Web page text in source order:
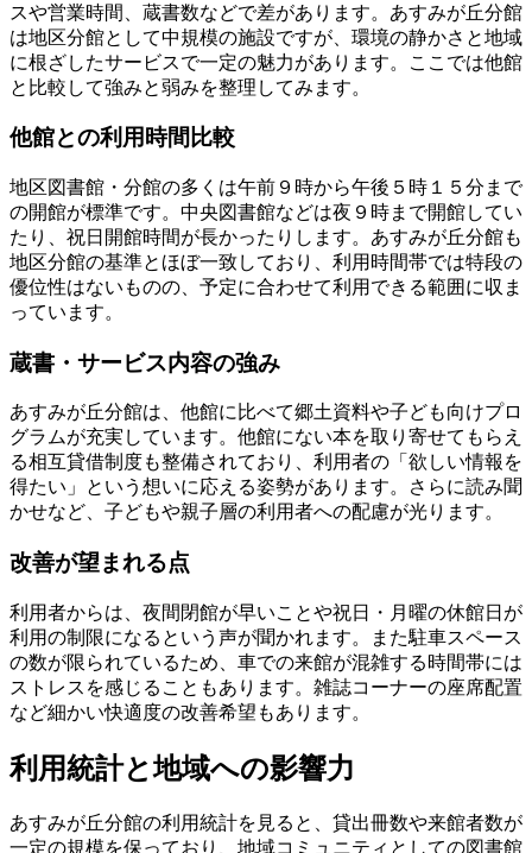
スや営業時間、蔵書数などで差があります。あすみが丘分館
は地区分館として中規模の施設ですが、環境の静かさと地域
に根ざしたサービスで一定の魅力があります。ここでは他館
と比較して強みと弱みを整理してみます。
他館との利用時間比較
地区図書館・分館の多くは午前９時から午後５時１５分まで
の開館が標準です。中央図書館などは夜９時まで開館してい
たり、祝日開館時間が長かったりします。あすみが丘分館も
地区分館の基準とほぼ一致しており、利用時間帯では特段の
優位性はないものの、予定に合わせて利用できる範囲に収ま
っています。
蔵書・サービス内容の強み
あすみが丘分館は、他館に比べて郷土資料や子ども向けプロ
グラムが充実しています。他館にない本を取り寄せてもらえ
る相互貸借制度も整備されており、利用者の「欲しい情報を
得たい」という想いに応える姿勢があります。さらに読み聞
かせなど、子どもや親子層の利用者への配慮が光ります。
改善が望まれる点
利用者からは、夜間閉館が早いことや祝日・月曜の休館日が
利用の制限になるという声が聞かれます。また駐車スペース
の数が限られているため、車での来館が混雑する時間帯には
ストレスを感じることもあります。雑誌コーナーの座席配置
など細かい快適度の改善希望もあります。
利用統計と地域への影響力
あすみが丘分館の利用統計を見ると、貸出冊数や来館者数が
一定の規模を保っており、地域コミュニティとしての図書館